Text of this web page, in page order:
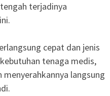
terjadinya
cepat dan jenis
tenaga medis,
menyerahkannya langsung